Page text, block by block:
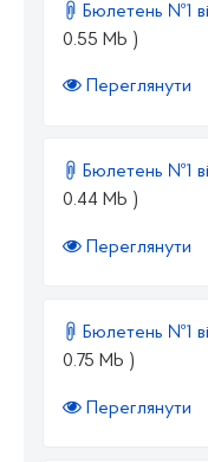
Бюлетень №1
0.55 Mb )
Переглянути
Бюлетень №1
0.44 Mb )
Переглянути
Бюлетень №1
0.75 Mb )
Переглянути